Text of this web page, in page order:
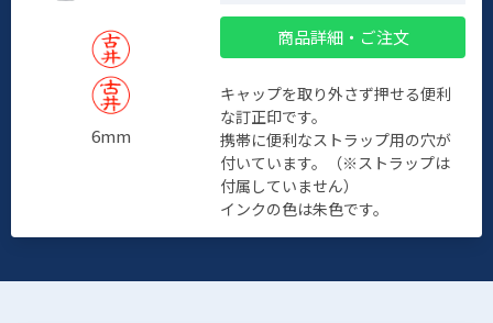
6mm
商品詳細・ご注文
キャップを取り外さず押せる便利
な訂正印です。
携帯に便利なストラップ用の穴が
付いています。（※ストラップは
付属していません）
インクの色は朱色です。